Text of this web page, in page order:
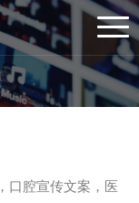
口腔宣传文案，医